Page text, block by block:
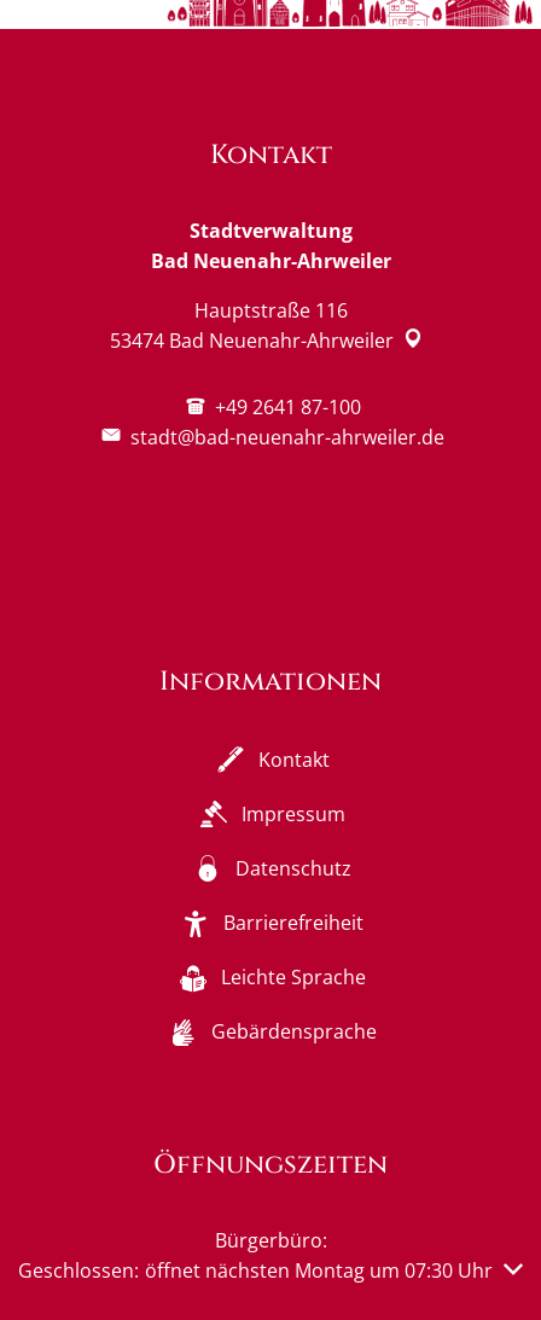
Kontakt
Stadtverwaltung
Bad Neuenahr-Ahrweiler
Hauptstraße 116
53474 Bad Neuenahr-Ahrweiler
+49 2641 87-100
stadt@bad-neuenahr-ahrweiler.de
Informationen
Kontakt
Impressum
Datenschutz
Barrierefreiheit
Leichte Sprache
Gebärdensprache
Öffnungszeiten
Bürgerbüro:
Klicken, um weitere Öffnungs- oder Schließzeiten
Geschlossen: öffnet nächsten Montag um 07:30 Uhr